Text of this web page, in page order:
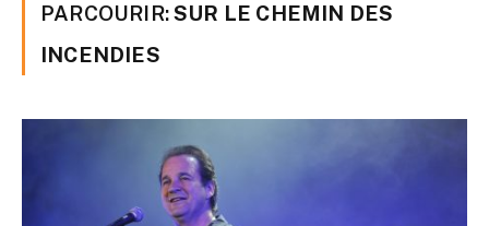
PARCOURIR:SUR LE CHEMIN DES
INCENDIES